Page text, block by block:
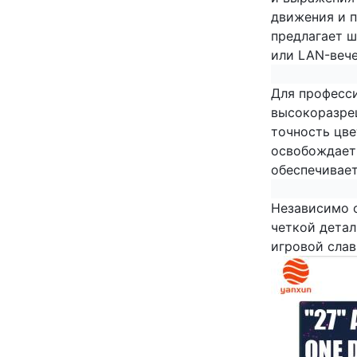
движения и
предлагает
или LAN-
Для
точность
Независимо
четкой
игровой